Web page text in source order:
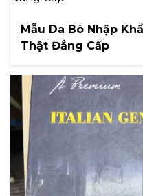
Mẫu Da Bò Nhập
Thật Đẳng Cấp